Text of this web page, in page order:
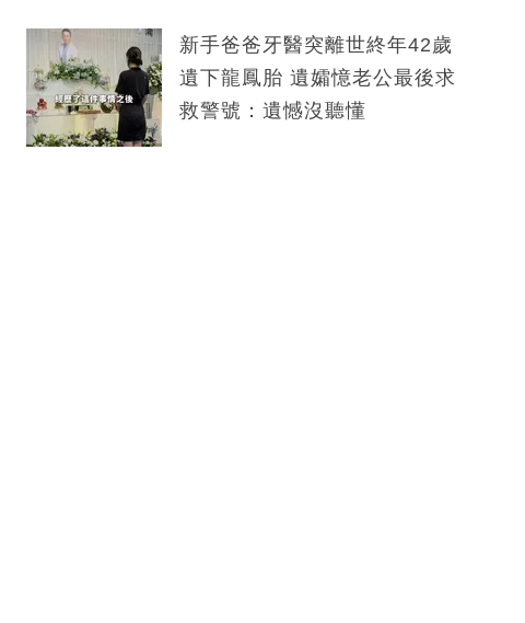
新手爸爸牙醫突離世終年42歲
遺下龍鳳胎 遺孀憶老公最後求
救警號：遺憾沒聽懂